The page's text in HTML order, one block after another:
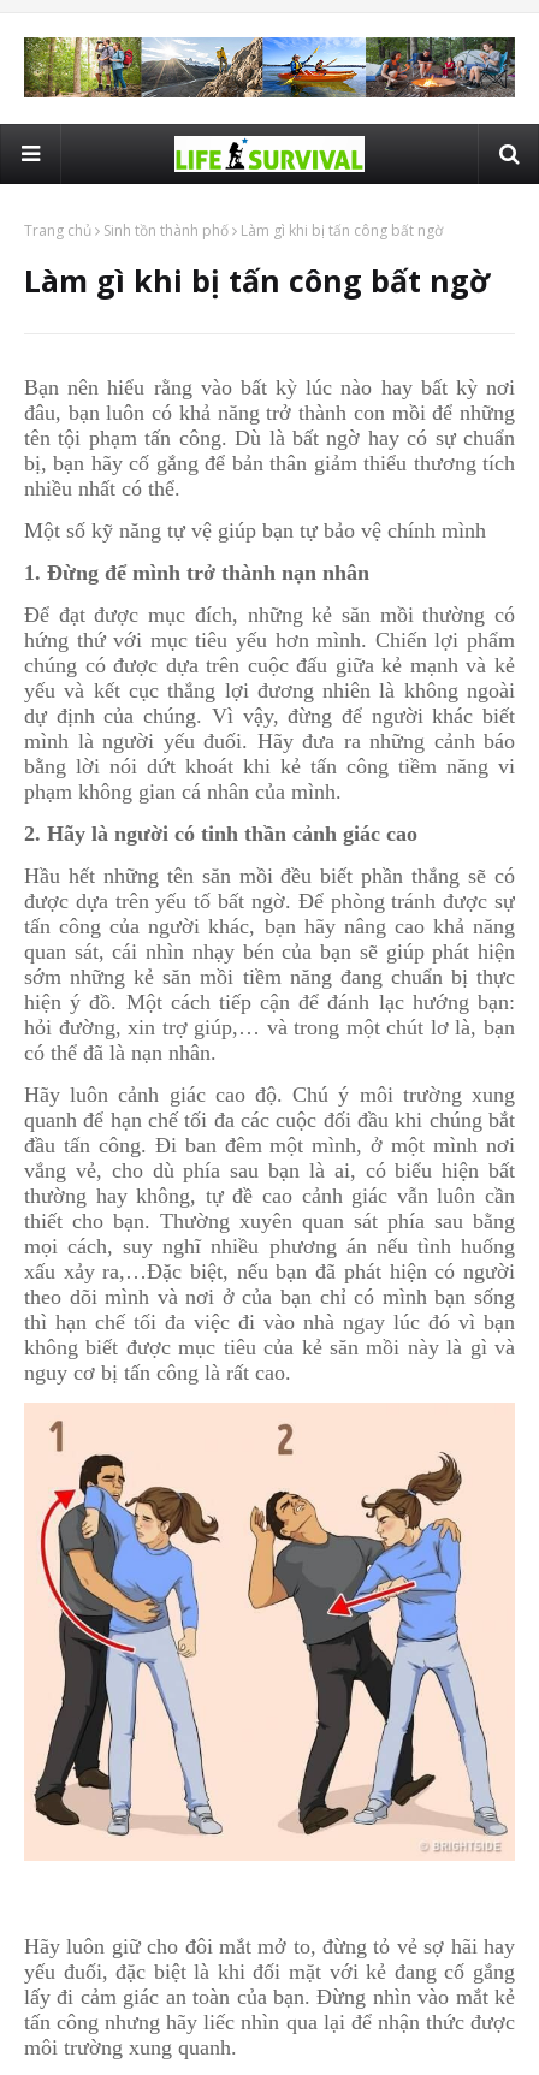
Trang chủ Sinh tồn thành phố Làm gì khi bị tấn công bất ngờ
Làm gì khi bị tấn công bất ngờ
Bạn nên hiểu rằng vào bất kỳ lúc nào hay bất kỳ nơi
đâu, bạn luôn có khả năng trở thành con mồi để những
tên tội phạm tấn công. Dù là bất ngờ hay có sự chuẩn
bị, bạn hãy cố gắng để bản thân giảm thiểu thương tích
nhiều nhất có thể.
Một số kỹ năng tự vệ giúp bạn tự bảo vệ chính mình
1. Đừng để mình trở thành nạn nhân
Để đạt được mục đích, những kẻ săn mồi thường có
hứng thứ với mục tiêu yếu hơn mình. Chiến lợi phẩm
chúng có được dựa trên cuộc đấu giữa kẻ mạnh và kẻ
yếu và kết cục thắng lợi đương nhiên là không ngoài
dự định của chúng. Vì vậy, đừng để người khác biết
mình là người yếu đuối. Hãy đưa ra những cảnh báo
bằng lời nói dứt khoát khi kẻ tấn công tiềm năng vi
phạm không gian cá nhân của mình.
2. Hãy là người có tinh thần cảnh giác cao
Hầu hết những tên săn mồi đều biết phần thắng sẽ có
được dựa trên yếu tố bất ngờ. Để phòng tránh được sự
tấn công của người khác, bạn hãy nâng cao khả năng
quan sát, cái nhìn nhạy bén của bạn sẽ giúp phát hiện
sớm những kẻ săn mồi tiềm năng đang chuẩn bị thực
hiện ý đồ. Một cách tiếp cận để đánh lạc hướng bạn:
hỏi đường, xin trợ giúp,… và trong một chút lơ là, bạn
có thể đã là nạn nhân.
Hãy luôn cảnh giác cao độ. Chú ý môi trường xung
quanh để hạn chế tối đa các cuộc đối đầu khi chúng bắt
đầu tấn công. Đi ban đêm một mình, ở một mình nơi
vắng vẻ, cho dù phía sau bạn là ai, có biểu hiện bất
thường hay không, tự đề cao cảnh giác vẫn luôn cần
thiết cho bạn. Thường xuyên quan sát phía sau bằng
mọi cách, suy nghĩ nhiều phương án nếu tình huống
xấu xảy ra,…Đặc biệt, nếu bạn đã phát hiện có người
theo dõi mình và nơi ở của bạn chỉ có mình bạn sống
thì hạn chế tối đa việc đi vào nhà ngay lúc đó vì bạn
không biết được mục tiêu của kẻ săn mồi này là gì và
nguy cơ bị tấn công là rất cao.
Hãy luôn giữ cho đôi mắt mở to, đừng tỏ vẻ sợ hãi hay
yếu đuối, đặc biệt là khi đối mặt với kẻ đang cố gắng
lấy đi cảm giác an toàn của bạn. Đừng nhìn vào mắt kẻ
tấn công nhưng hãy liếc nhìn qua lại để nhận thức được
môi trường xung quanh.